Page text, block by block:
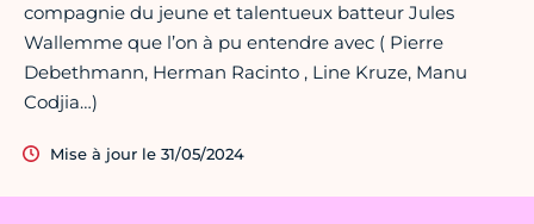
compagnie du jeune et talentueux batteur Jules
Wallemme que l’on à pu entendre avec ( Pierre
Debethmann, Herman Racinto , Line Kruze, Manu
Codjia…)
Mise à jour le 31/05/2024